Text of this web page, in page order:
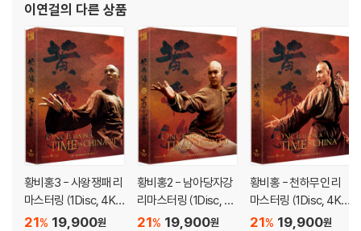
에 올랐고 1980년대 수많은 쿵후 매니아들
이연걸의 다른 상품
황비홍3 - 사왕쟁패 리
마스터링 (1Disc, 4K
리마스터링 풀슬립, 일
19,900원
21%
황비홍2 - 남아당자강
리마스터링 (1Disc, 4
K 리마스터링 풀슬립,
19,900원
21%
황비홍 - 천하무인 리
마스터링 (1Disc, 4K
리마스터링 풀슬립, 일
19,900원
21%